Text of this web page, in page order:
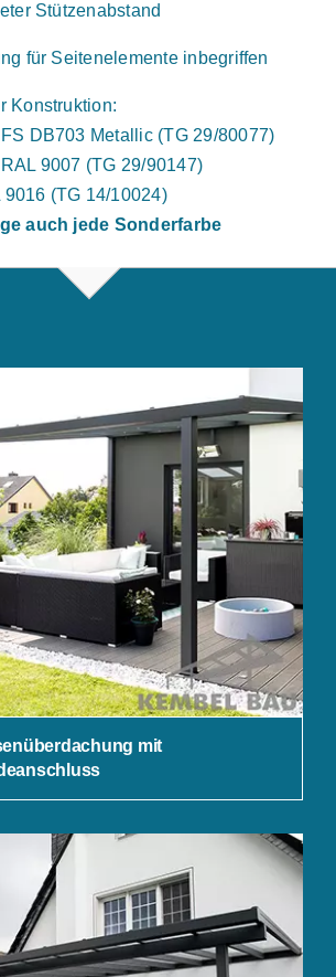
Stützenabstand
für Seitenelemente inbegriffen
Konstruktion:
FS DB703 Metallic (TG 29/80077)
9007 (TG 29/90147)
9016 (TG 14/10024)
auch jede Sonderfarbe
mit